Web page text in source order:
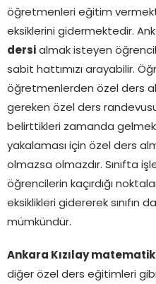
öğretmenleri eğitim
eksiklerini gidermektedir.
dersi almak isteyen
sabit hattımızı arayabilir.
öğretmenlerden özel ders
gereken özel ders
belirttikleri zamanda
yakalaması için özel ders
olmazsa olmazdır. Sınıfta
öğrencilerin kaçırdığı
eksiklikleri gidererek sınıfın
mümkündür.
Ankara Kızılay
diğer özel ders eğitimleri